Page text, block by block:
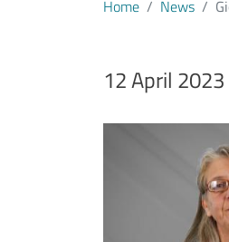
Home News
12 April 2023
Immagine
Image
Testo notizia